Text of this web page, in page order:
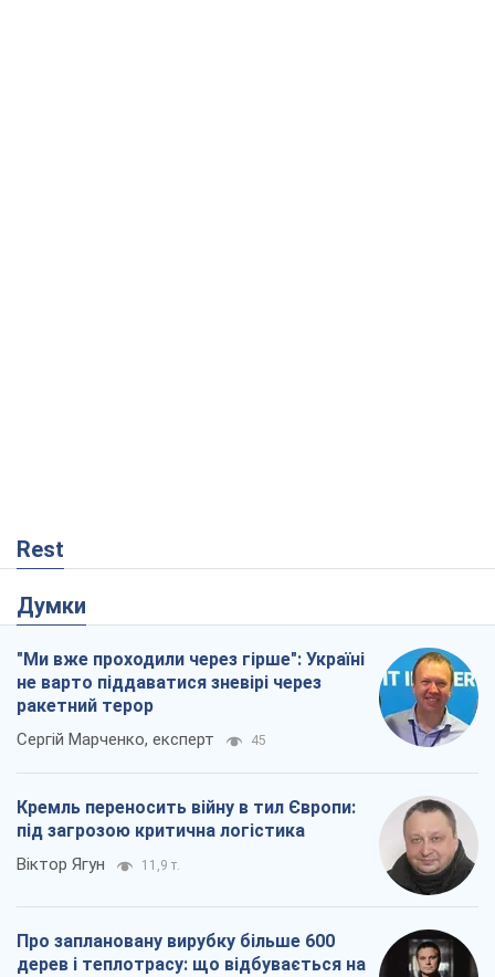
Rest
Думки
"Ми вже проходили через гірше": Україні
не варто піддаватися зневірі через
ракетний терор
Сергій Марченко, експерт 45
Кремль переносить війну в тил Європи:
під загрозою критична логістика
Віктор Ягун 11,9 т.
Про заплановану вирубку більше 600
дерев і теплотрасу: що відбувається на